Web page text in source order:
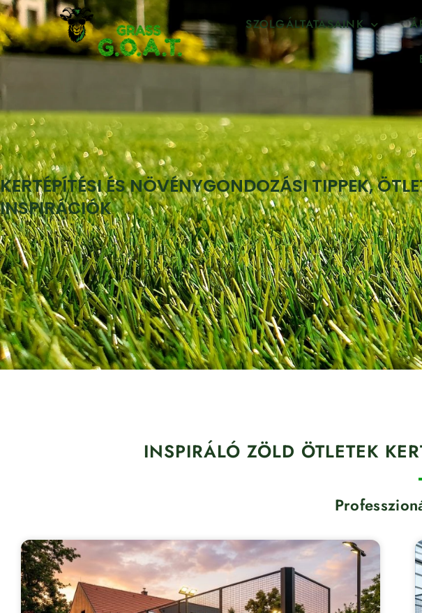
SZOLGÁLTATÁSAINK
KERTÉPÍTÉSI ÉS NÖVÉNYGONDOZÁSI TIPPEK,
INSPIRÁCIÓK
INSPIRÁLÓ ZÖLD ÖTLETEK